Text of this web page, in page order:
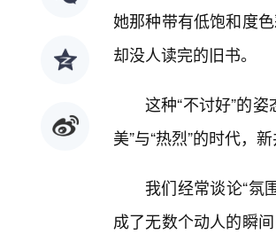
她那种带有低饱和度
却没人读完的旧书。
这种“不讨好”的
美”与“热烈”的时代，
我们经常谈论“氛
成了无数个动人的瞬